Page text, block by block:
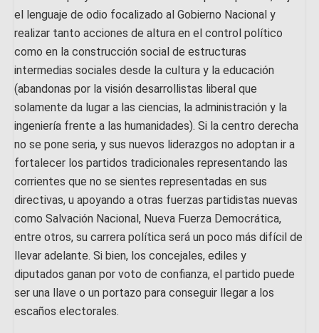
el lenguaje de odio focalizado al Gobierno Nacional y
realizar tanto acciones de altura en el control político
como en la construcción social de estructuras
intermedias sociales desde la cultura y la educación
(abandonas por la visión desarrollistas liberal que
solamente da lugar a las ciencias, la administración y la
ingeniería frente a las humanidades). Si la centro derecha
no se pone seria, y sus nuevos liderazgos no adoptan ir a
fortalecer los partidos tradicionales representando las
corrientes que no se sientes representadas en sus
directivas, u apoyando a otras fuerzas partidistas nuevas
como Salvación Nacional, Nueva Fuerza Democrática,
entre otros, su carrera política será un poco más difícil de
llevar adelante. Si bien, los concejales, ediles y
diputados ganan por voto de confianza, el partido puede
ser una llave o un portazo para conseguir llegar a los
escaños electorales.